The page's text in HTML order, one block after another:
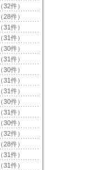
（32件）
（28件）
（31件）
（31件）
（30件）
（31件）
（30件）
（31件）
（31件）
（30件）
（31件）
（30件）
（32件）
（28件）
（31件）
（31件）